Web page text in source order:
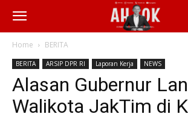
Home BERITA
BERITA ARSIP DPR RI Laporan Kerja NEWS
Alasan Gubernur
Walikota JakTim di